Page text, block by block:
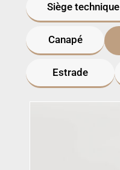
Siège technique
Canapé
Estrade